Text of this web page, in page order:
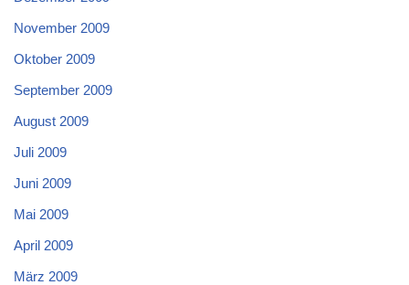
November 2009
Oktober 2009
September 2009
August 2009
Juli 2009
Juni 2009
Mai 2009
April 2009
März 2009